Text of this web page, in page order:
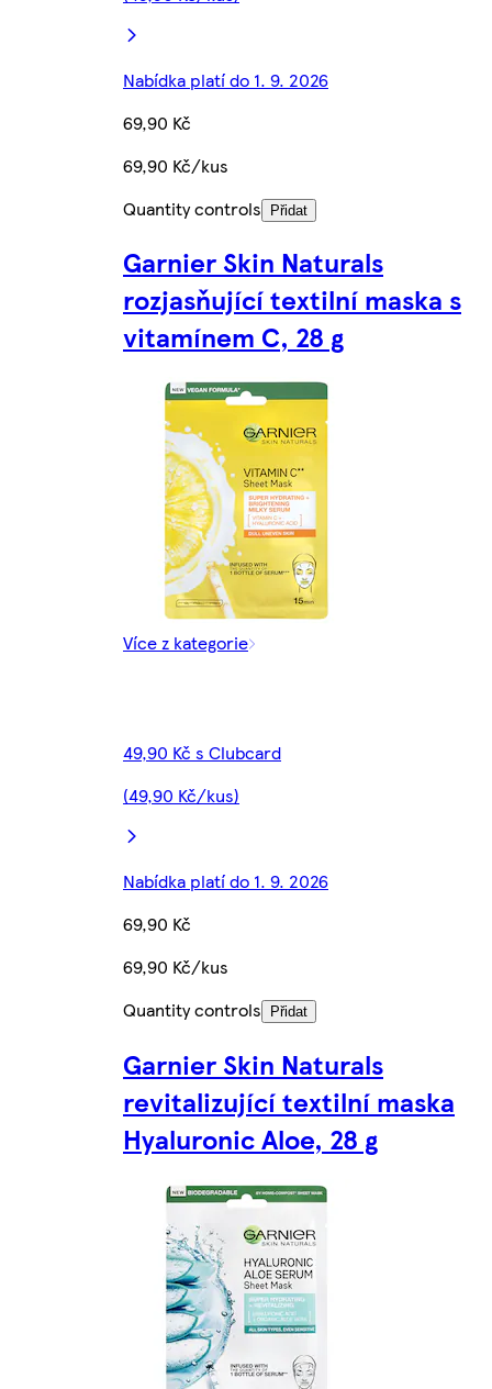
Nabídka platí do 1. 9. 2026
69,90 Kč
69,90 Kč/kus
Quantity controls
Přidat
Garnier Skin Naturals
rozjasňující textilní maska s
vitamínem C, 28 g
Více z kategorie
49,90 Kč s Clubcard
(49,90 Kč/kus)
Nabídka platí do 1. 9. 2026
69,90 Kč
69,90 Kč/kus
Quantity controls
Přidat
Garnier Skin Naturals
revitalizující textilní maska
Hyaluronic Aloe, 28 g